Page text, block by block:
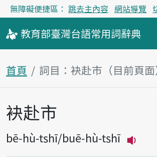
無障礙便捷區： 跳去主內容 網站導覽
教育部臺灣台語常用詞辭典
首頁 詞目：袂赴市（目前頁面
主內容區塊
袂赴市
bē-hù-tshī buē-hù-tshī